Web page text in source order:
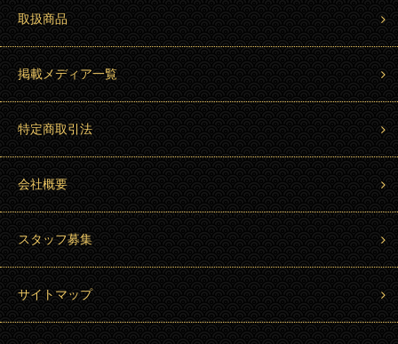
取扱商品
掲載メディア一覧
特定商取引法
会社概要
スタッフ募集
サイトマップ